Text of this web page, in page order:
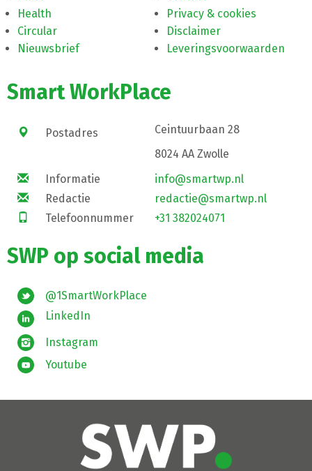
Health
Circular
Nieuwsbrief
Privacy & cookies
Disclaimer
Leveringsvoorwaarden
Smart WorkPlace
Postadres
Ceintuurbaan 28
8024 AA Zwolle
Informatie
info@smartwp.nl
Redactie
redactie@smartwp.nl
Telefoonnummer
+31 382024071
SWP op social media
@1SmartWorkPlace
LinkedIn
Instagram
Youtube